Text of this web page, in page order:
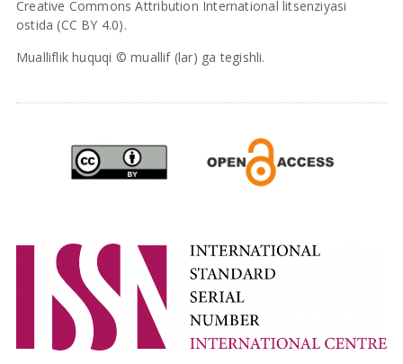
Creative Commons Attribution International litsenziyasi
ostida (CC BY 4.0).
Mualliflik huquqi © muallif (lar) ga tegishli.